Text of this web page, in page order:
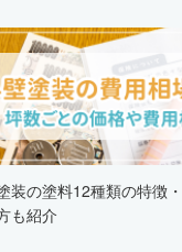
装の塗料12種類の特徴
も紹介